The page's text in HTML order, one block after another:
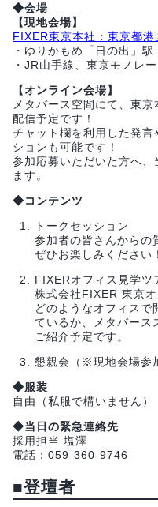
◆会場
【現地会場】
FIXER東京本社：東京都
・ゆりかもめ「日の出」
・JR山手線、東京モノレ
【オンライン会場】
メタバース空間にて、東
配信予定です！
チャット欄を利用した発
ションも可能です！
参加応募いただいた方へ
ます。
◆コンテンツ
トークセッション
参加者の皆さんからの
ぜひお楽しみください！
FIXERオフィス見学ツ
株式会社FIXER 東京オ
どのようなオフィスで
ているか、メタバース
ご紹介予定です。
懇親会（※現地会場参
◆服装
自由（私服で構いません）
◆当日の緊急連絡先
採用担当 塩澤
電話：059-360-9746
■登壇者